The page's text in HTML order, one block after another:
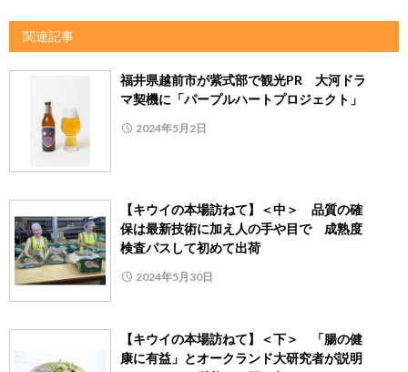
関連記事
福井県越前市が紫式部で観光PR 大河ドラ
マ契機に「パープルハートプロジェクト」
2024年5月2日
【キウイの本場訪ねて】＜中＞ 品質の確
保は最新技術に加え人の手や目で 成熟度
検査パスして初めて出荷
2024年5月30日
【キウイの本場訪ねて】＜下＞ 「腸の健
康に有益」とオークランド大研究者が説明